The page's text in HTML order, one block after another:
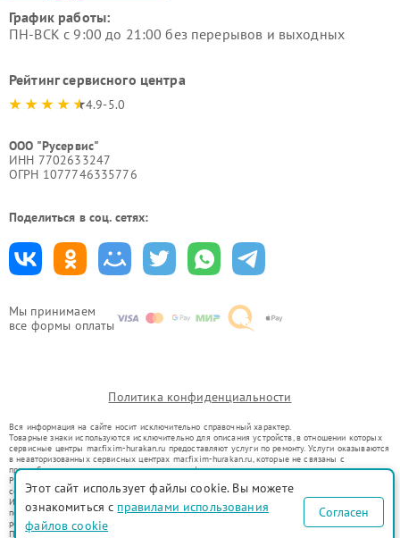
Мы принимаем
все формы оплаты
График работы:
ПН-ВСК с 9:00 до 21:00 без перерывов и выходных
Рейтинг сервисного центра
4.9-5.0
ООО "Русервис"
ИНН 7702633247
ОГРН 1077746335776
Поделиться в соц. сетях:
Политика конфиденциальности
Вся информация на сайте носит исключительно справочный характер.
Товарные знаки используются исключительно для описания устройств, в отношении которых
сервисные центры mar.fixim-hurakan.ru предоставляют услуги по ремонту. Услуги оказываются
в неавторизованных сервисных центрах mar.fixim-hurakan.ru, которые не связаны с
правообладателями товарных знаков или их официальными представителями.
Ремонт осуществляется для устройств, уже введенных в гражданский оборот в соответствии
со статьей 1487 ГК РФ.
Использование товарных знаков не преследует цели индивидуализации услуг или введения
потребителей в заблуждение, а служит для информирования о предоставляемых услугах по
ремонту техники указанных брендов.
Представленная на сайте информация не является публичной офертой, определяемой
Этот сайт использует файлы cookie. Вы можете
ознакомиться с правилами использования
файлов cookie
Согласен